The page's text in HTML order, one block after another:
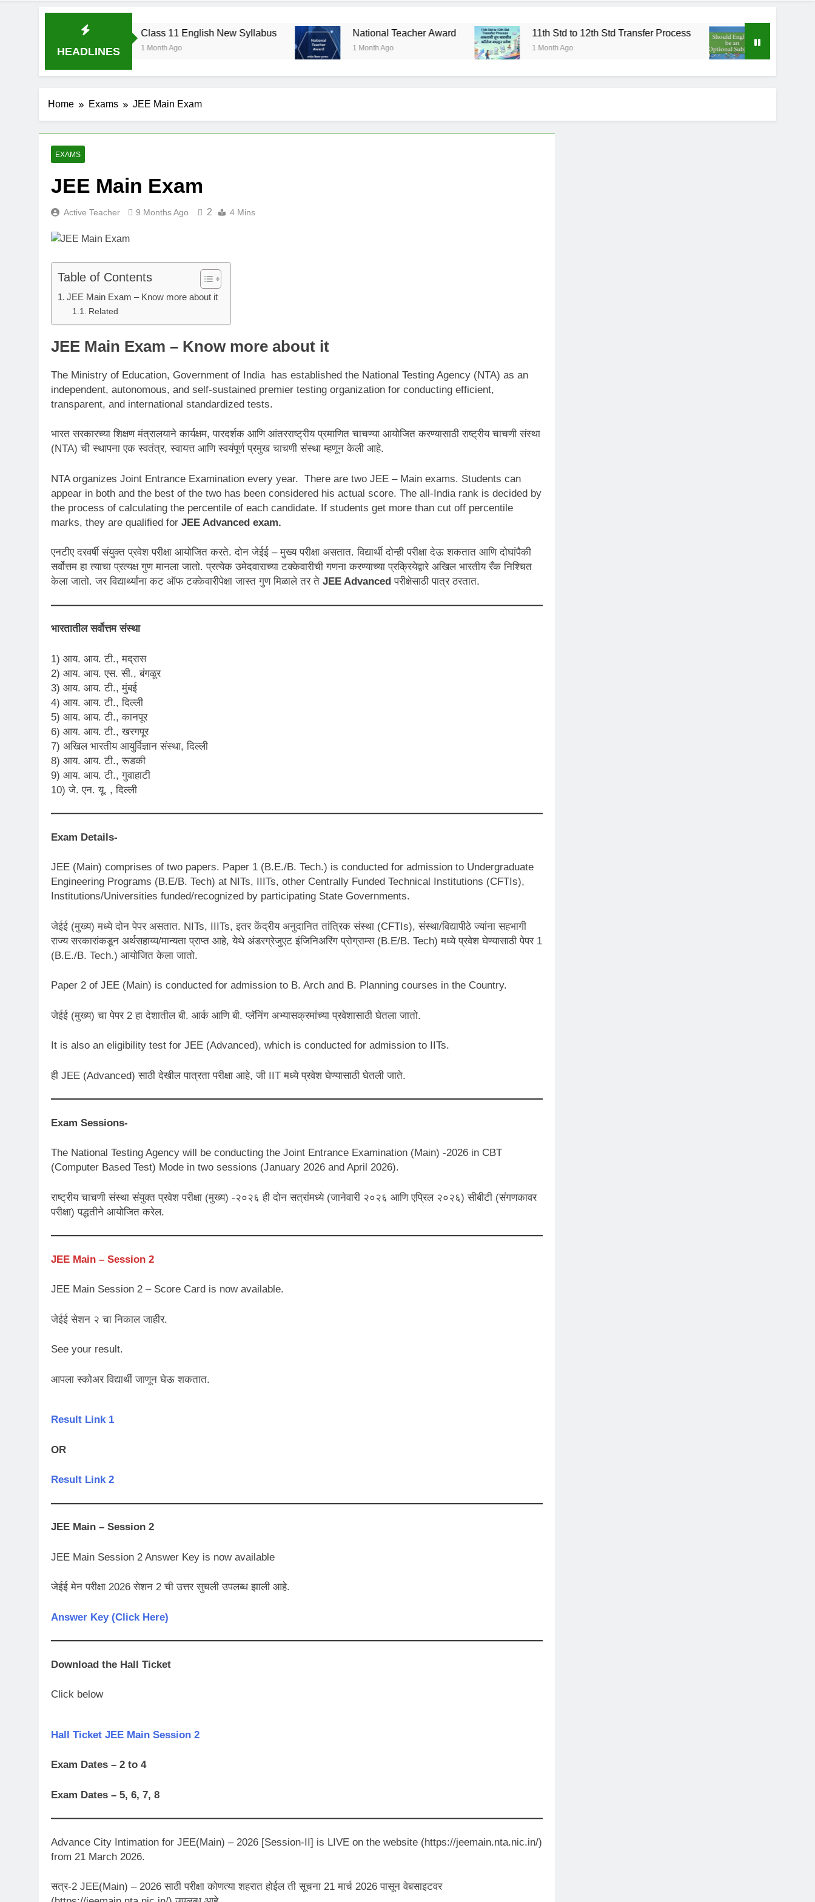
HEADLINES
Class 11 English New Syllabus
1 Month Ago
National Teacher Award
1 Month Ago
11th Std to 12th Std Transfer Process
1 Month Ago
Should English be
2 Months Ago
Home Exams JEE Main Exam
EXAMS
JEE Main Exam
Active Teacher 9 Months Ago 2 4 Mins
Table of Contents
JEE Main Exam – Know more about it
Related
JEE Main Exam – Know more about it
The Ministry of Education, Government of India has established the National Testing Agency (NTA) as an
independent, autonomous, and self-sustained premier testing organization for conducting efficient,
transparent, and international standardized tests.
भारत सरकारच्या शिक्षण मंत्रालयाने कार्यक्षम, पारदर्शक आणि आंतरराष्ट्रीय प्रमाणित चाचण्या आयोजित करण्यासाठी राष्ट्रीय चाचणी संस्था
(NTA) ची स्थापना एक स्वतंत्र, स्वायत्त आणि स्वयंपूर्ण प्रमुख चाचणी संस्था म्हणून केली आहे.
NTA organizes Joint Entrance Examination every year. There are two JEE – Main exams. Students can
appear in both and the best of the two has been considered his actual score. The all-India rank is decided by
the process of calculating the percentile of each candidate. If students get more than cut off percentile
marks, they are qualified for JEE Advanced exam.
एनटीए दरवर्षी संयुक्त प्रवेश परीक्षा आयोजित करते. दोन जेईई – मुख्य परीक्षा असतात. विद्यार्थी दोन्ही परीक्षा देऊ शकतात आणि दोघांपैकी
सर्वोत्तम हा त्याचा प्रत्यक्ष गुण मानला जातो. प्रत्येक उमेदवाराच्या टक्केवारीची गणना करण्याच्या प्रक्रियेद्वारे अखिल भारतीय रँक निश्चित
केला जातो. जर विद्यार्थ्यांना कट ऑफ टक्केवारीपेक्षा जास्त गुण मिळाले तर ते JEE Advanced परीक्षेसाठी पात्र ठरतात.
भारतातील सर्वोत्तम संस्था
1) आय. आय. टी., मद्रास
2) आय. आय. एस. सी., बंगळूर
3) आय. आय. टी., मुंबई
4) आय. आय. टी., दिल्ली
5) आय. आय. टी., कानपूर
6) आय. आय. टी., खरगपूर
7) अखिल भारतीय आयुर्विज्ञान संस्था, दिल्ली
8) आय. आय. टी., रूडकी
9) आय. आय. टी., गुवाहाटी
10) जे. एन. यू. , दिल्ली
Exam Details-
JEE (Main) comprises of two papers. Paper 1 (B.E./B. Tech.) is conducted for admission to Undergraduate
Engineering Programs (B.E/B. Tech) at NITs, IIITs, other Centrally Funded Technical Institutions (CFTIs),
Institutions/Universities funded/recognized by participating State Governments.
जेईई (मुख्य) मध्ये दोन पेपर असतात. NITs, IIITs, इतर केंद्रीय अनुदानित तांत्रिक संस्था (CFTIs), संस्था/विद्यापीठे ज्यांना सहभागी
राज्य सरकारांकडून अर्थसहाय्य/मान्यता प्राप्त आहे, येथे अंडरग्रेजुएट इंजिनिअरिंग प्रोग्राम्स (B.E/B. Tech) मध्ये प्रवेश घेण्यासाठी पेपर 1
(B.E./B. Tech.) आयोजित केला जातो.
Paper 2 of JEE (Main) is conducted for admission to B. Arch and B. Planning courses in the Country.
जेईई (मुख्य) चा पेपर 2 हा देशातील बी. आर्क आणि बी. प्लॅनिंग अभ्यासक्रमांच्या प्रवेशासाठी घेतला जातो.
It is also an eligibility test for JEE (Advanced), which is conducted for admission to IITs.
ही JEE (Advanced) साठी देखील पात्रता परीक्षा आहे, जी IIT मध्ये प्रवेश घेण्यासाठी घेतली जाते.
Exam Sessions-
The National Testing Agency will be conducting the Joint Entrance Examination (Main) -2026 in CBT
(Computer Based Test) Mode in two sessions (January 2026 and April 2026).
राष्ट्रीय चाचणी संस्था संयुक्त प्रवेश परीक्षा (मुख्य) -२०२६ ही दोन सत्रांमध्ये (जानेवारी २०२६ आणि एप्रिल २०२६) सीबीटी (संगणकावर
परीक्षा) पद्धतीने आयोजित करेल.
JEE Main – Session 2
JEE Main Session 2 – Score Card is now available.
जेईई सेशन २ चा निकाल जाहीर.
See your result.
आपला स्कोअर विद्यार्थी जाणून घेऊ शकतात.
Result Link 1
OR
Result Link 2
JEE Main – Session 2
JEE Main Session 2 Answer Key is now available
जेईई मेन परीक्षा 2026 सेशन 2 ची उत्तर सुचली उपलब्ध झाली आहे.
Answer Key (Click Here)
Download the Hall Ticket
Click below
Hall Ticket JEE Main Session 2
Exam Dates – 2 to 4
Exam Dates – 5, 6, 7, 8
Advance City Intimation for JEE(Main) – 2026 [Session-II] is LIVE on the website (https://jeemain.nta.nic.in/)
from 21 March 2026.
सत्र-2 JEE(Main) – 2026 साठी परीक्षा कोणत्या शहरात होईल ती सूचना 21 मार्च 2026 पासून वेबसाइटवर